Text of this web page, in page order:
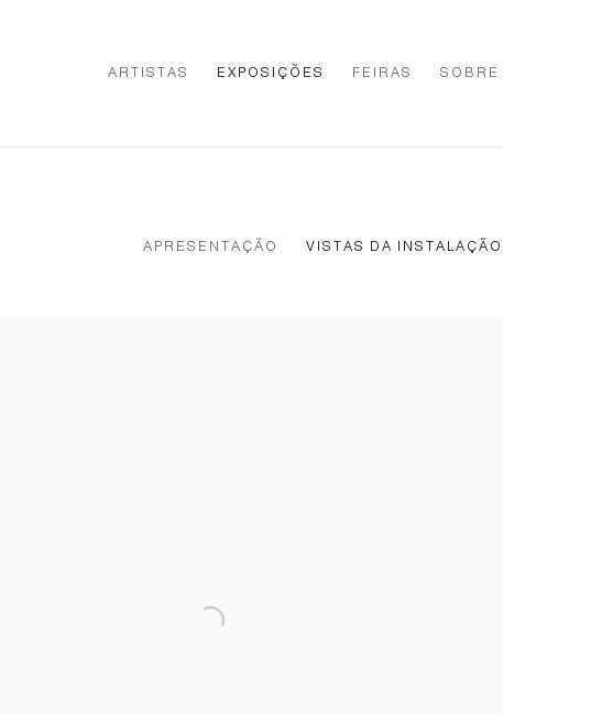
ARTISTAS EXPOSIÇÕES FEIRAS SOBRE
APRESENTAÇÃO VISTAS DA INSTALAÇÃO